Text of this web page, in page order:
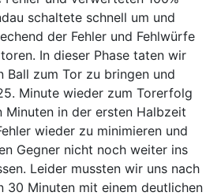
schaltete schnell um und
der Fehler und Fehlwürfe
In dieser Phase taten wir
Ball zum Tor zu bringen und
Minute wieder zum Torerfolg
Minuten in der ersten Halbzeit
wieder zu minimieren und
Gegner nicht noch weiter ins
Leider mussten wir uns nach
30 Minuten mit einem deutlichen